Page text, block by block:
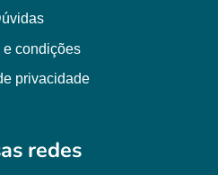
e condições
privacidade
redes